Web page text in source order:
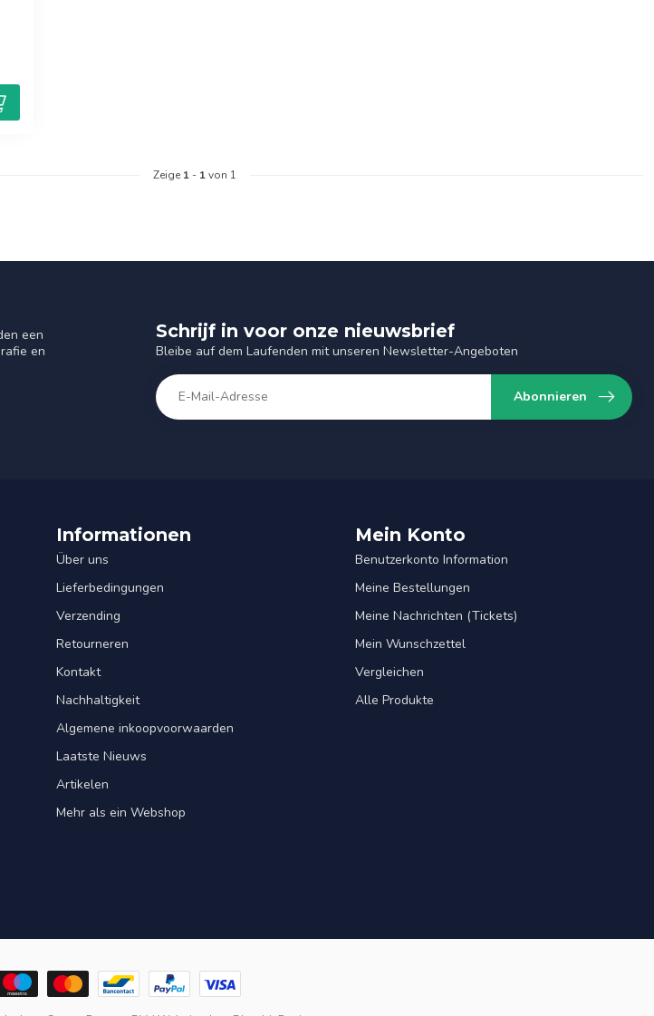
Zeige 1 - 1von 1
een
en
Schrijf in voor onze nieuwsbrief
Bleibe auf dem Laufenden mit unseren Newsletter-Angeboten
Abonnieren
Informationen
Über uns
Lieferbedingungen
Verzending
Retourneren
Kontakt
Nachhaltigkeit
Algemene inkoopvoorwaarden
Laatste Nieuws
Artikelen
Mehr als ein Webshop
Mein Konto
Benutzerkonto Information
Meine Bestellungen
Meine Nachrichten (Tickets)
Mein Wunschzettel
Vergleichen
Alle Produkte